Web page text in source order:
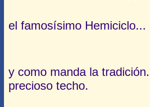
el famosísimo Hemiciclo...
y como manda la
precioso techo.